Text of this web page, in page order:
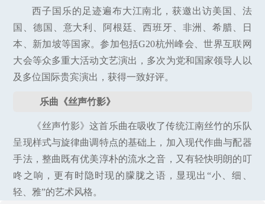
西子国乐的足迹遍布大江南北，获邀出访美国、法
国、德国、意大利、阿根廷、西班牙、非洲、希腊、日
本、新加坡等国家。参加包括G20杭州峰会、世界互联网
大会等众多重大活动文艺演出，多次为党和国家领导人以
及多位国际贵宾演出，获得一致好评。
乐曲《丝声竹影》
《丝声竹影》这首乐曲在吸收了传统江南丝竹的乐队
呈现样式与旋律曲调特点的基础上，加入现代作曲与配器
手法，整曲既有优美淳朴的流水之音，又有轻快明朗的叮
咚之响，更有时隐时现的朦胧之语，显现出“小、细、
轻、雅”的艺术风格。